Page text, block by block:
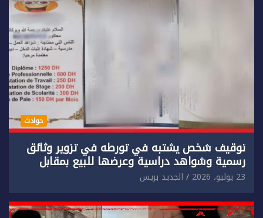
حوادث
توقيف شخص يشتبه في تورطه في تزوير وثائق
رسمية وشواهد دراسية وعرضها للبيع بمقابل
مادي.
23 يوليو، 2026 الجديد بريس